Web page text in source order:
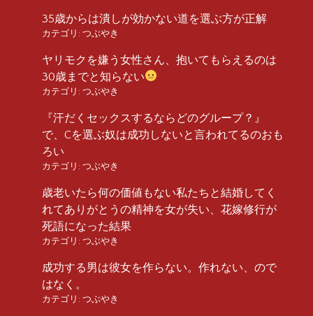
35歳からは潰しが効かない道を選ぶ方が正解
カテゴリ: つぶやき
ヤリモクを嫌う女性さん、抱いてもらえるのは
30歳までと知らない
カテゴリ: つぶやき
『汗だくセックスするならどのグループ？』
で、Cを選ぶ奴は成功しないと言われてるのおも
ろい
カテゴリ: つぶやき
歳老いたら何の価値もない私たちと結婚してく
れてありがとうの精神を女が失い、花嫁修行が
死語になった結果
カテゴリ: つぶやき
成功する男は彼女を作らない。作れない、ので
はなく。
カテゴリ: つぶやき